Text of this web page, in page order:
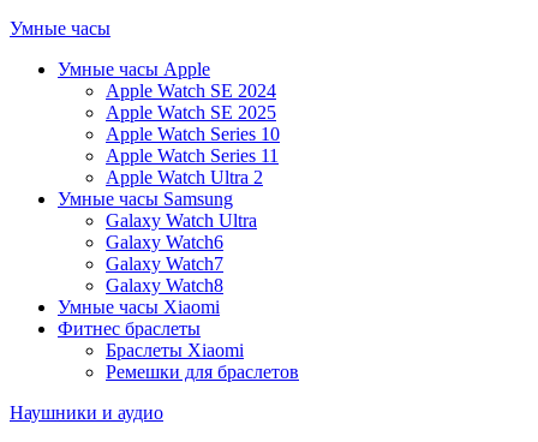
Умные часы
Умные часы Apple
Apple Watch SE 2024
Apple Watch SE 2025
Apple Watch Series 10
Apple Watch Series 11
Apple Watch Ultra 2
Умные часы Samsung
Galaxy Watch Ultra
Galaxy Watch6
Galaxy Watch7
Galaxy Watch8
Умные часы Xiaomi
Фитнес браслеты
Браслеты Xiaomi
Ремешки для браслетов
Наушники и аудио